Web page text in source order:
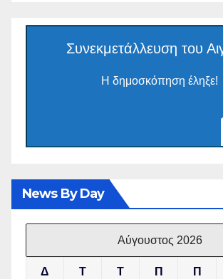
Συνεκμετάλλευση του
Η δημοσκόπηση έληξε!
News By Day
Αύγουστος 2026
Δ Τ Τ Π Π